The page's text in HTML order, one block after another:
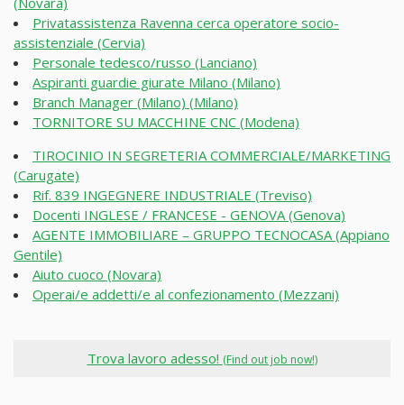
Privatassistenza Ravenna cerca operatore socio-
assistenziale (Cervia)
Personale tedesco/russo (Lanciano)
Aspiranti guardie giurate Milano (Milano)
Branch Manager (Milano) (Milano)
TORNITORE SU MACCHINE CNC (Modena)
TIROCINIO IN SEGRETERIA COMMERCIALE/MARKETING
(Carugate)
Rif. 839 INGEGNERE INDUSTRIALE (Treviso)
Docenti INGLESE / FRANCESE - GENOVA (Genova)
AGENTE IMMOBILIARE – GRUPPO TECNOCASA (Appiano
Gentile)
Aiuto cuoco (Novara)
Operai/e addetti/e al confezionamento (Mezzani)
Trova lavoro adesso! (Find out job now!)